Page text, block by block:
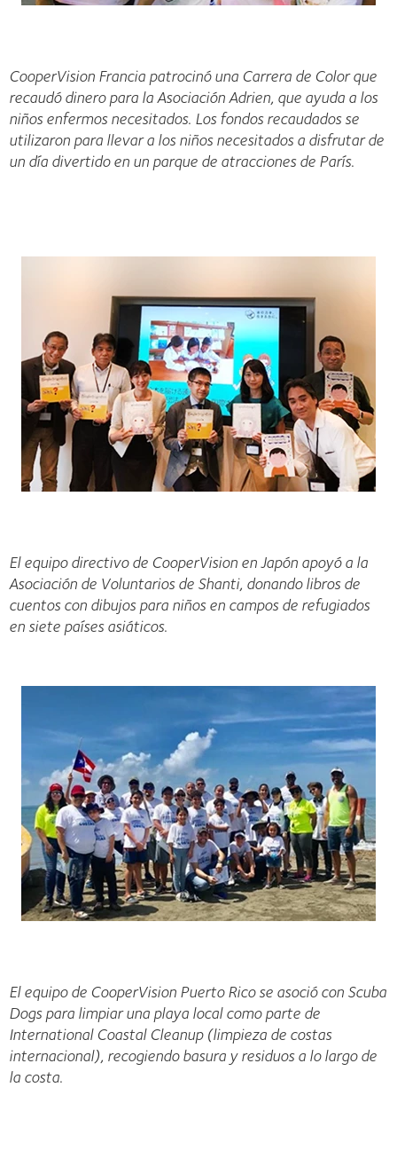
CooperVision Francia patrocinó una Carrera de Color que
recaudó dinero para la Asociación Adrien, que ayuda a los
niños enfermos necesitados. Los fondos recaudados se
utilizaron para llevar a los niños necesitados a disfrutar de
un día divertido en un parque de atracciones de París.
El equipo directivo de CooperVision en Japón apoyó a la
Asociación de Voluntarios de Shanti, donando libros de
cuentos con dibujos para niños en campos de refugiados
en siete países asiáticos.
El equipo de CooperVision Puerto Rico se asoció con Scuba
Dogs para limpiar una playa local como parte de
International Coastal Cleanup (limpieza de costas
internacional), recogiendo basura y residuos a lo largo de
la costa.